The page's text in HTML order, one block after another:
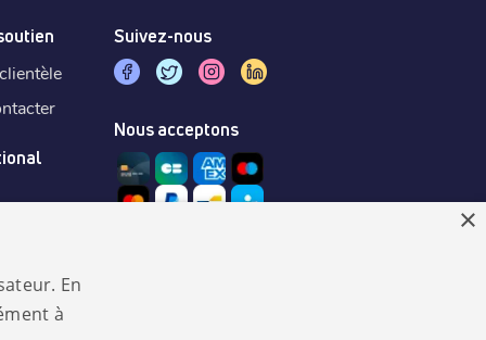
Suivez-nous
Nous acceptons
×
En
à